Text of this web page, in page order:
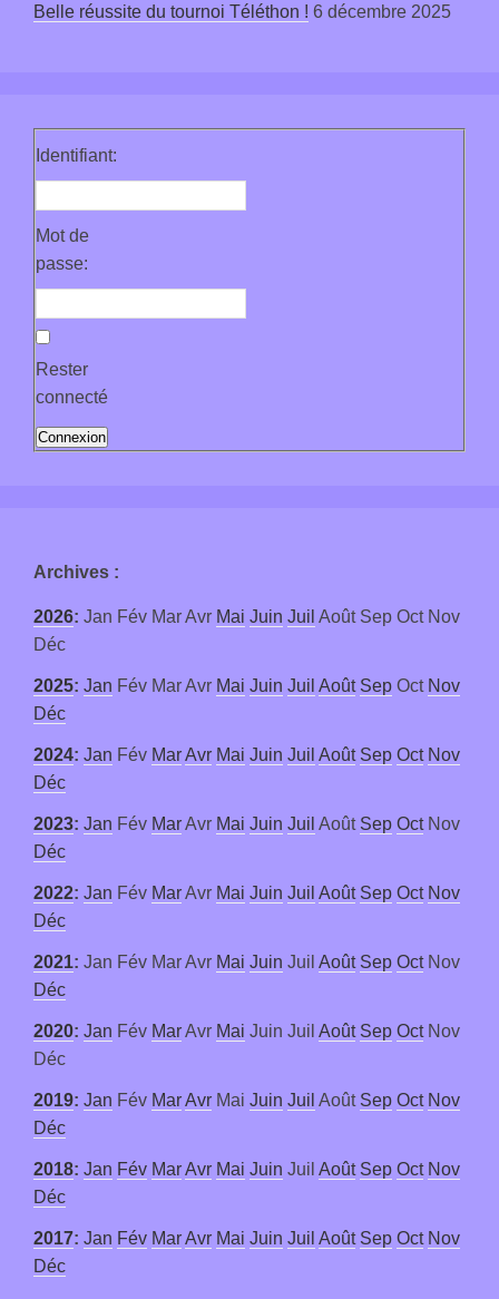
Belle réussite du tournoi Téléthon ! 6 décembre 2025
Identifiant:
Mot de
passe:
Rester
connecté
Connexion
Archives :
2026: Jan Fév MarAvr Mai Juin Juil Août Sep Oct Nov
Déc
2025: Jan Fév MarAvr Mai Juin Juil Août Sep Oct Nov
Déc
2024: Jan Fév MarAvr Mai Juin Juil Août Sep Oct Nov
Déc
2023: Jan Fév MarAvr Mai Juin Juil Août Sep Oct Nov
Déc
2022: Jan Fév MarAvr Mai Juin Juil Août Sep Oct Nov
Déc
2021: Jan Fév MarAvr Mai Juin Juil Août Sep Oct Nov
Déc
2020: Jan Fév MarAvr Mai Juin Juil Août Sep Oct Nov
Déc
2019: Jan Fév MarAvr Mai Juin Juil Août Sep Oct Nov
Déc
2018: Jan Fév MarAvr Mai Juin Juil Août Sep Oct Nov
Déc
2017: Jan Fév MarAvr Mai Juin Juil Août Sep Oct Nov
Déc